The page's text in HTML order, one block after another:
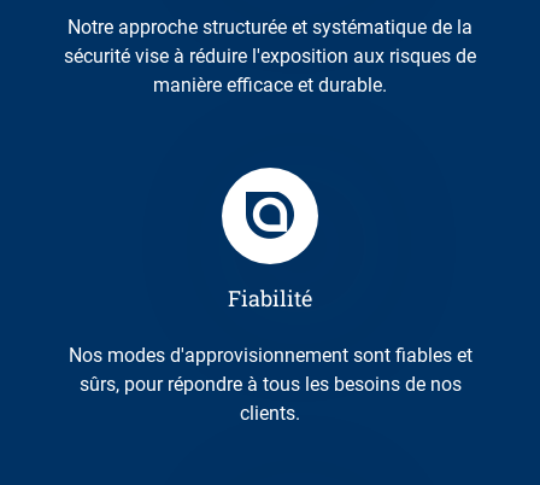
Notre approche structurée et systématique de la
sécurité vise à réduire l'exposition aux risques de
manière efficace et durable.
Fiabilité
Nos modes d'approvisionnement sont fiables et
sûrs, pour répondre à tous les besoins de nos
clients.